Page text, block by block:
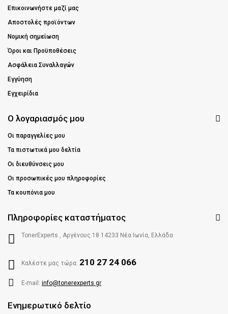
Επικοινωνήστε μαζί μας
Αποστολές προϊόντων
Νομική σημείωση
Όροι και Προϋποθέσεις
Ασφάλεια Συναλλαγών
Εγγύηση
Εγχειρίδια
Ο λογαριασμός μου
Οι παραγγελίες μου
Τα πιστωτικά μου δελτία
Οι διευθύνσεις μου
Οι προσωπικές μου πληροφορίες
Τα κουπόνια μου
Πληροφορίες καταστήματος
TonerExperts , Αργένους 18 14233 Νέα Ιωνία, Ελλάδα
Καλέστε μας τώρα: 210 27 24 066
E-mail: info@tonerexperts.gr
Ενημερωτικό δελτίο